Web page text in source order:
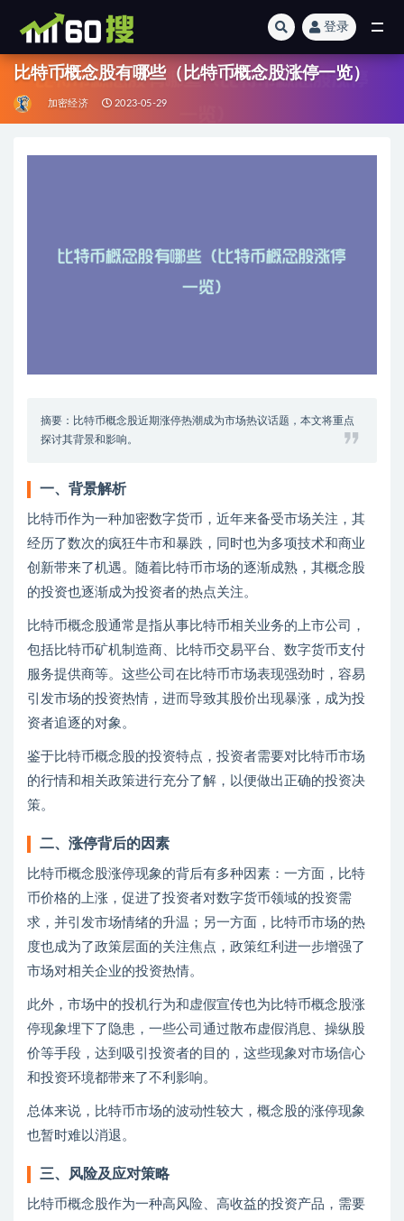
登录
比特币概念股有哪些（比特币概念股涨停一览）
加密经济 2023-05-29
摘要：比特币概念股近期涨停热潮成为市场热议话题，本文将重点
探讨其背景和影响。
一、背景解析
比特币作为一种加密数字货币，近年来备受市场关注，其
经历了数次的疯狂牛市和暴跌，同时也为多项技术和商业
创新带来了机遇。随着比特币市场的逐渐成熟，其概念股
的投资也逐渐成为投资者的热点关注。
比特币概念股通常是指从事比特币相关业务的上市公司，
包括比特币矿机制造商、比特币交易平台、数字货币支付
服务提供商等。这些公司在比特币市场表现强劲时，容易
引发市场的投资热情，进而导致其股价出现暴涨，成为投
资者追逐的对象。
鉴于比特币概念股的投资特点，投资者需要对比特币市场
的行情和相关政策进行充分了解，以便做出正确的投资决
策。
二、涨停背后的因素
比特币概念股涨停现象的背后有多种因素：一方面，比特
币价格的上涨，促进了投资者对数字货币领域的投资需
求，并引发市场情绪的升温；另一方面，比特币市场的热
度也成为了政策层面的关注焦点，政策红利进一步增强了
市场对相关企业的投资热情。
此外，市场中的投机行为和虚假宣传也为比特币概念股涨
停现象埋下了隐患，一些公司通过散布虚假消息、操纵股
价等手段，达到吸引投资者的目的，这些现象对市场信心
和投资环境都带来了不利影响。
总体来说，比特币市场的波动性较大，概念股的涨停现象
也暂时难以消退。
三、风险及应对策略
比特币概念股作为一种高风险、高收益的投资产品，需要